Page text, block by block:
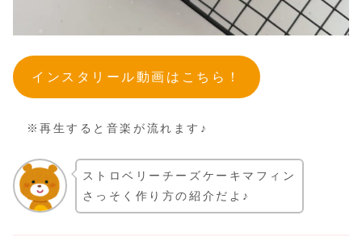
インスタリール動画はこちら！
※再生すると音楽が流れます♪
ストロベリーチーズケーキマフィン
さっそく作り方の紹介だよ♪